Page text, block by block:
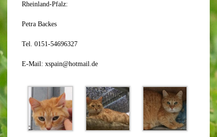
Rheinland-Pfalz:
Petra Backes
Tel. 0151-54696327
E-Mail: xspain@hotmail.de